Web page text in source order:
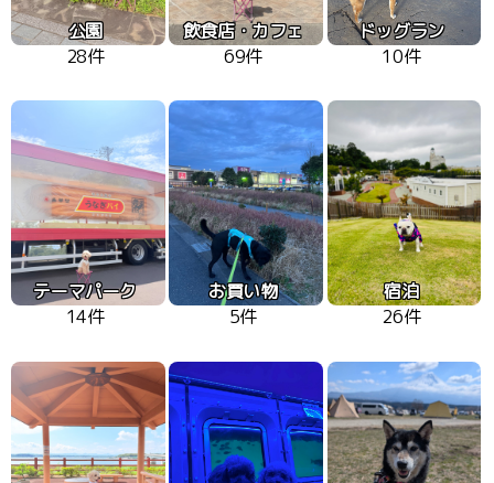
公園
28件
飲食店・カフェ
69件
ドッグラン
10件
テーマパーク
14件
お買い物
5件
宿泊
26件